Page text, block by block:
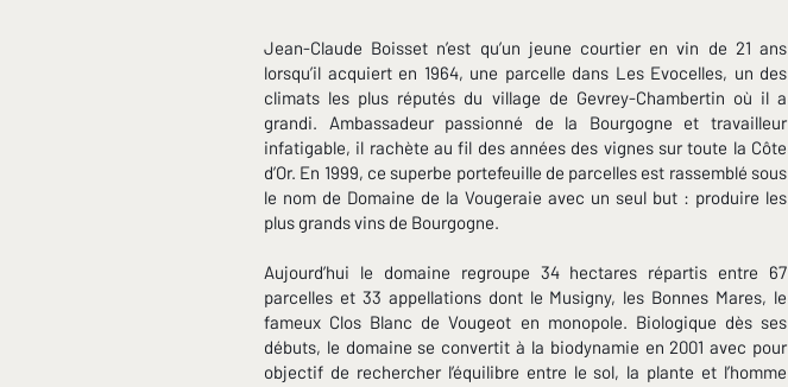
Jean-Claude Boisset n’est qu’un jeune courtier en vin de 21 ans
lorsqu’il acquiert en 1964, une parcelle dans Les Evocelles, un des
climats les plus réputés du village de Gevrey-Chambertin où il a
grandi. Ambassadeur passionné de la Bourgogne et travailleur
infatigable, il rachète au fil des années des vignes sur toute la Côte
d’Or. En 1999, ce superbe portefeuille de parcelles est rassemblé sous
le nom de Domaine de la Vougeraie avec un seul but : produire les
plus grands vins de Bourgogne.
Aujourd’hui le domaine regroupe 34 hectares répartis entre 67
parcelles et 33 appellations dont le Musigny, les Bonnes Mares, le
fameux Clos Blanc de Vougeot en monopole. Biologique dès ses
débuts, le domaine se convertit à la biodynamie en 2001 avec pour
objectif de rechercher l’équilibre entre le sol, la plante et l’homme